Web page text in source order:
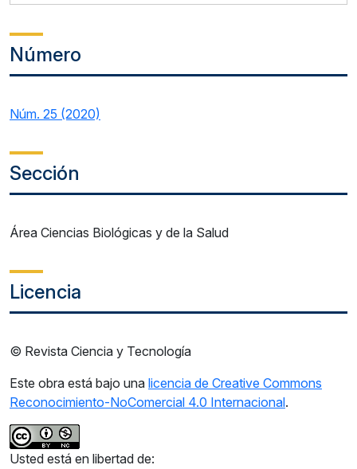
Número
Núm. 25 (2020)
Sección
Área Ciencias Biológicas y de la Salud
Licencia
© Revista Ciencia y Tecnología
Este obra está bajo una licencia de Creative Commons
Reconocimiento-NoComercial 4.0 Internacional.
Usted está en libertad de: